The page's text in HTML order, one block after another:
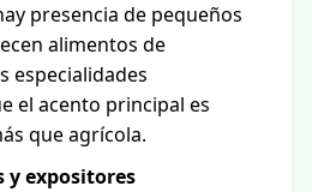
presencia de pequeños
alimentos de
especialidades
el acento principal es
que agrícola.
y expositores